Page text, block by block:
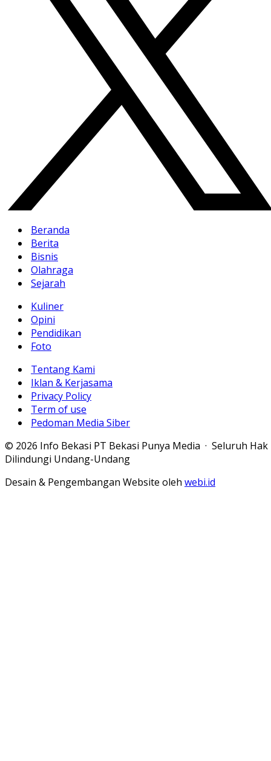
Beranda
Berita
Bisnis
Olahraga
Sejarah
Kuliner
Opini
Pendidikan
Foto
Tentang Kami
Iklan & Kerjasama
Privacy Policy
Term of use
Pedoman Media Siber
© 2026 Info Bekasi PT Bekasi Punya Media · Seluruh Hak
Dilindungi Undang-Undang
Desain & Pengembangan Website oleh webi.id